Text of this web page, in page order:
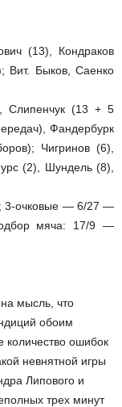
(13), Кондраков
Вит. Быков, Саенко
(13 + 5
Фандербурк
Чигринов (6),
(2), Шундель (8),
3-очковые — 6/27 —
мяча: 17/9 —
мысль, что
обоим
количество ошибок
невнятной игры
Липового и
трех минут